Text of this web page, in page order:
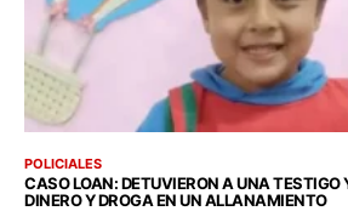
POLICIALES
CASO LOAN: DETUVIERON A UNA TESTIGO
DINERO Y DROGA EN UN ALLANAMIENTO